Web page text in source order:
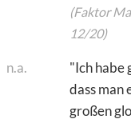
(Faktor
12/20)
n.a.
"Ich habe
dass man
großen